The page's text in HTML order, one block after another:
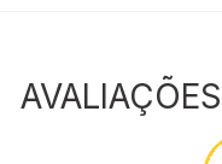
AVALIAÇÕES